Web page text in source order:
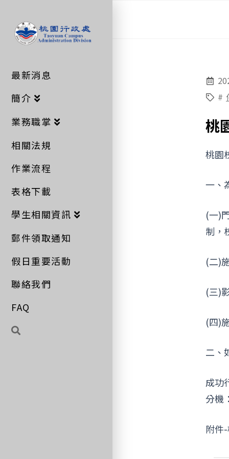
桃
園
行
政
處
最新消息
簡介
業務職掌
相關法規
作業流程
表格下載
學生相關資訊
郵件領取通知
假日重要活動
聯絡我們
FAQ
#
桃
桃園
一、
(一)
制，
(二)
(三)
(四)
二、
成功
分機
附件